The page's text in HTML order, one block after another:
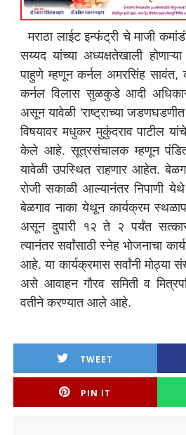
मराठा लाईट इन्फंट्री चे माजी
सय्यद यांच्या अध्यक्षतेखाली
पाहुणे म्हणून कर्नल अमरसिंह सावंत,
कर्नल विलास सुळकुडे आदी
असून यावेळी 'राष्ट्राच्या
विषयावर मधुकर मुकुंदराव पाटील
केले आहे. सूत्रसंचालक म्हणून
यावेळी उपस्थित राहणार आहेत.
रोजी सकाळी आल्यानंतर निपाणी
बेळगाव नाका येथून कार्यक्रम
असून दुपारी १२ ते २ पर्यंत
त्यानंतर सर्वांसाठी स्नेह भोजनाचा
आहे. या कार्यक्रमास सर्वांनी मोठ्या
असे आवाहन गौरव समिती व
वतीने करण्यात आले आहे.
TWEET
PIN IT